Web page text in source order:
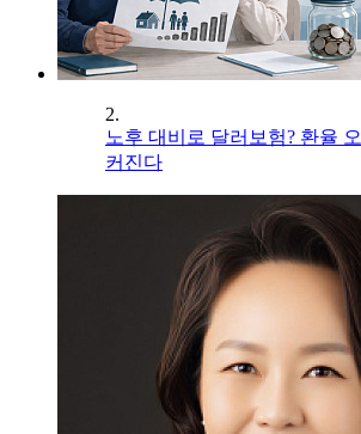
2.
노후 대비로 달러보험? 환율
커진다